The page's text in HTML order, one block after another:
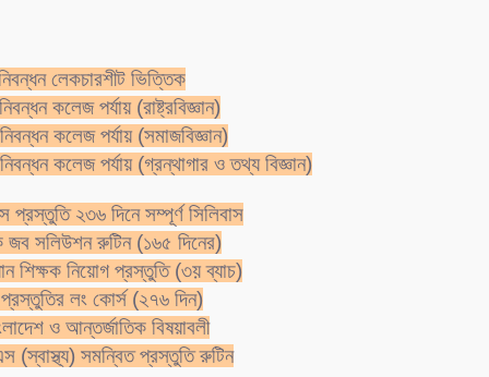
gender
gender
gender
gender
feminine form of 'Traitor'?
লেকচারশীট ভিত্তিক
কলেজ পর্যায় (রাষ্ট্রবিজ্ঞান)
কলেজ পর্যায় (সমাজবিজ্ঞান)
কলেজ পর্যায় (গ্রন্থাগার ও তথ্য বিজ্ঞান)
২৩৬ দিনে সম্পূর্ণ সিলিবাস
জব সলিউশন রুটিন (১৬৫ দিনের)
শিক্ষক নিয়োগ প্রস্তুতি (৩য় ব্যাচ)
লং কোর্স (২৭৬ দিন)
ও আন্তর্জাতিক বিষয়াবলী
(স্বাস্থ্য) সমন্বিত প্রস্তুতি রুটিন